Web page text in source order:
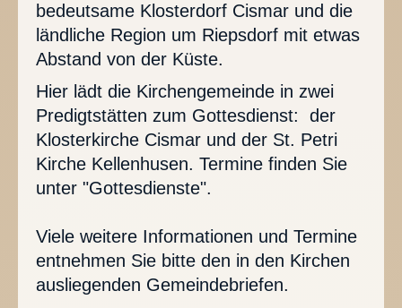
bedeutsame Klosterdorf Cismar und die
ländliche Region um Riepsdorf mit etwas
Abstand von der Küste.
Hier lädt die Kirchengemeinde in zwei
Predigtstätten zum Gottesdienst: der
Klosterkirche Cismar und der St. Petri
Kirche Kellenhusen. Termine finden Sie
unter "Gottesdienste".
Viele weitere Informationen und Termine
entnehmen Sie bitte den in den Kirchen
ausliegenden Gemeindebriefen.